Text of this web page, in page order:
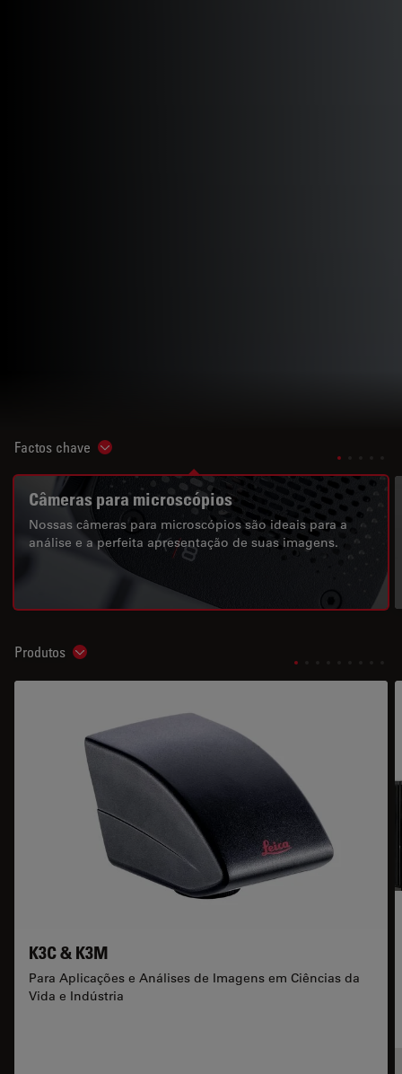
Factos chave Show subnavigation
Câmeras para microscópios
Nossas câmeras para microscópios são ideais para a
análise e a perfeita apresentação de suas imagens.
Produtos Show subnavigation
K3C & K3M
Para Aplicações e Análises de Imagens em Ciências da
Vida e Indústria